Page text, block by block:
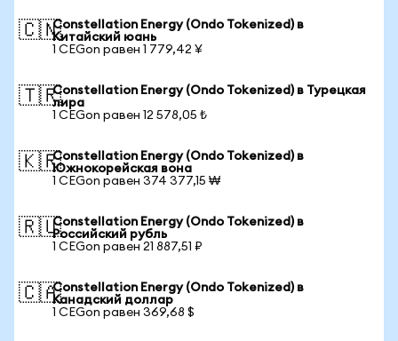
🇨🇳Constellation Energy (Ondo Tokenized) в
Китайский юань
1 CEGon равен 1 779,42 ¥
🇹🇷Constellation Energy (Ondo Tokenized) в Турецкая
лира
1 CEGon равен 12 578,05 ₺
🇰🇷Constellation Energy (Ondo Tokenized) в
Южнокорейская вона
1 CEGon равен 374 377,15 ₩
🇷🇺Constellation Energy (Ondo Tokenized) в
Российский рубль
1 CEGon равен 21 887,51 ₽
🇨🇦Constellation Energy (Ondo Tokenized) в
Канадский доллар
1 CEGon равен 369,68 $